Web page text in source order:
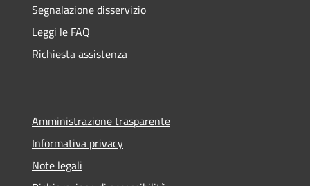
Segnalazione disservizio
Leggi le FAQ
Richiesta assistenza
Amministrazione trasparente
Informativa privacy
Note legali